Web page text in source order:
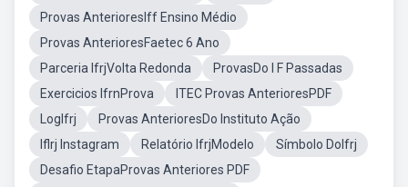
Provas AnterioresIff Ensino Médio
Provas AnterioresFaetec 6 Ano
Parceria IfrjVolta Redonda
ProvasDo I F Passadas
Exercicios IfrnProva
ITEC Provas AnterioresPDF
LogIfrj
Provas AnterioresDo Instituto Ação
Iflrj Instagram
Relatório IfrjModelo
Símbolo DoIfrj
Desafio EtapaProvas Anteriores PDF